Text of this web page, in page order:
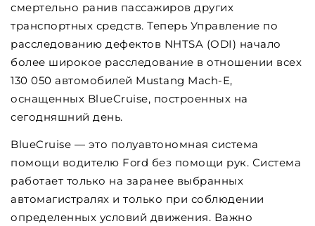
смертельно ранив пассажиров других
транспортных средств. Теперь Управление по
расследованию дефектов NHTSA (ODI) начало
более широкое расследование в отношении всех
130 050 автомобилей Mustang Mach-E,
оснащенных BlueCruise, построенных на
сегодняшний день.
BlueCruise — это полуавтономная система
помощи водителю Ford без помощи рук. Система
работает только на заранее выбранных
автомагистралях и только при соблюдении
определенных условий движения. Важно